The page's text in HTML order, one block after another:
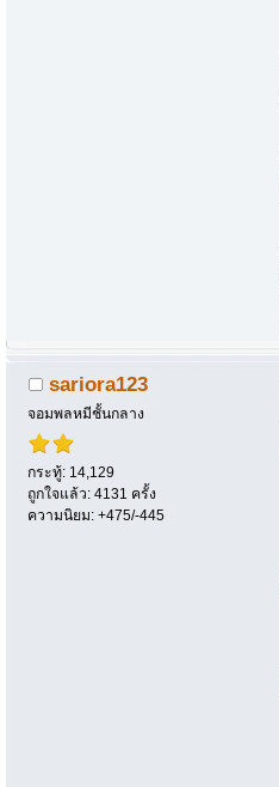
sariora123
จอมพลหมีชั้นกลาง
กระทู้: 14,129
ถูกใจแล้ว: 4131 ครั้ง
ความนิยม: +475/-445